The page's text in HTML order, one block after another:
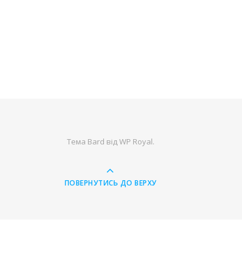
Тема Bard відWP Royal.
ПОВЕРНУТИСЬ ДО ВЕРХУ